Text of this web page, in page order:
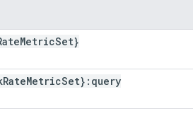
MetricSet}
RateMetricSet}:query